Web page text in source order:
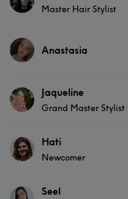
Portfolio
Portfolio
Master Hair Stylist
Services
Portfolio
Anastasia
Services
Portfolio
Jaqueline
Grand Master Stylist
Info
Jaqueline (Grand Master
Stylistin mit ihrer
Hati
Newcomer
Info
Seel